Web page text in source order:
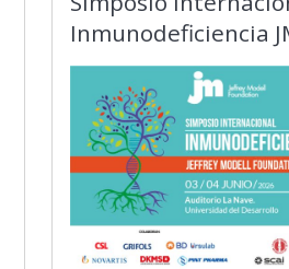
Inmunodeficiencia